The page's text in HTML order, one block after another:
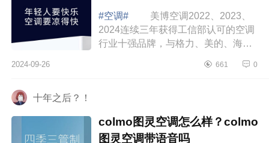
#空调#
美博空调2022、2023、
2024连续三年获得工信部认可的空调
行业十强品牌，与格力、美的、海
在同一舞台中央。下面小编为大家介
2024-09-26 661 0
十年之后？！
colmo图灵空调怎么样？colmo
图灵空调带语音吗